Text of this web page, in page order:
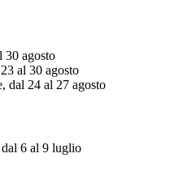
30 agosto
al 30 agosto
dal 24 al 27 agosto
6 al 9 luglio